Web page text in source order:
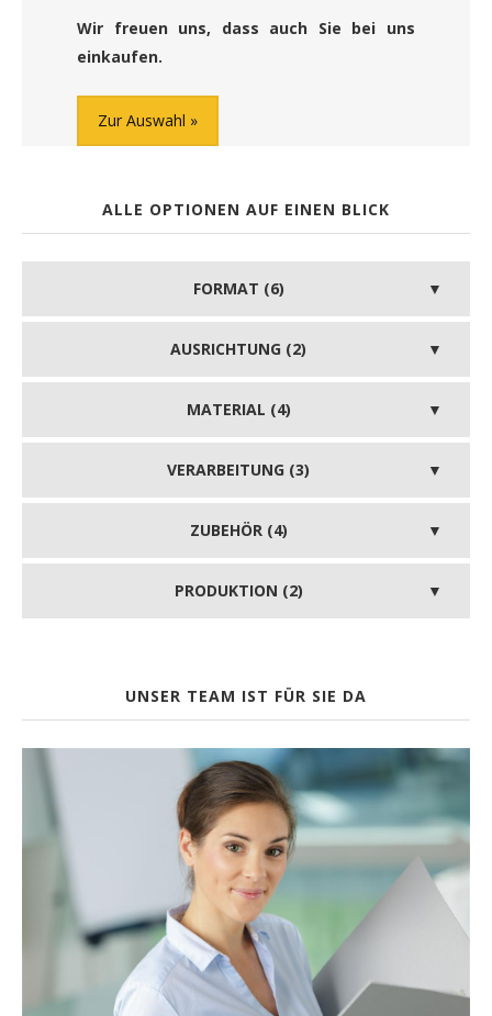
Wir freuen uns, dass auch Sie bei uns
einkaufen.
Zur Auswahl
ALLE OPTIONEN AUF EINEN BLICK
FORMAT (6)
AUSRICHTUNG (2)
MATERIAL (4)
VERARBEITUNG (3)
ZUBEHÖR (4)
PRODUKTION (2)
UNSER TEAM IST FÜR SIE DA